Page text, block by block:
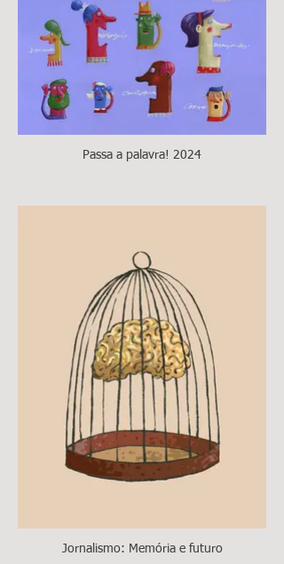
Passa a palavra! 2024
Jornalismo: Memória e futuro